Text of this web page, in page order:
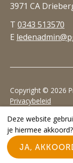
3971 CA
T 0343 513570
E
Copyright © 2026
Privacybeleid
Realisatie website
Deze website
je hiermee akkoord?
JA,